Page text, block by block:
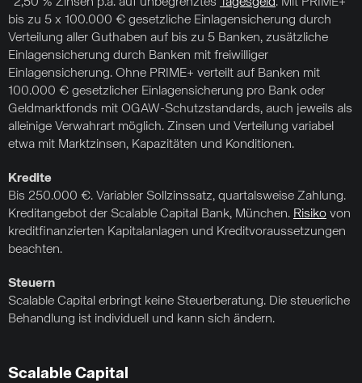
bis zu 5 x 100.000 € gesetzliche Einlagensicherung durch
Verteilung aller Guthaben auf bis zu 5 Banken, zusätzliche
Einlagensicherung durch Banken mit freiwilliger
Einlagensicherung. Ohne PRIME+ verteilt auf Banken mit
100.000 € gesetzlicher Einlagensicherung pro Bank oder
Geldmarktfonds mit OGAW-Schutzstandards, auch jeweils als
alleinige Verwahrart möglich. Zinsen und Verteilung variabel
etwa mit Marktzinsen, Kapazitäten und Konditionen.
Kredite
Bis 250.000 €. Variabler Sollzinssatz, quartalsweise Zahlung.
Kreditangebot der Scalable Capital Bank, München. Risiko von
kreditfinanzierten Kapitalanlagen und Kreditvoraussetzungen
beachten.
Steuern
Scalable Capital erbringt keine Steuerberatung. Die steuerliche
Behandlung ist individuell und kann sich ändern.
Scalable Capital